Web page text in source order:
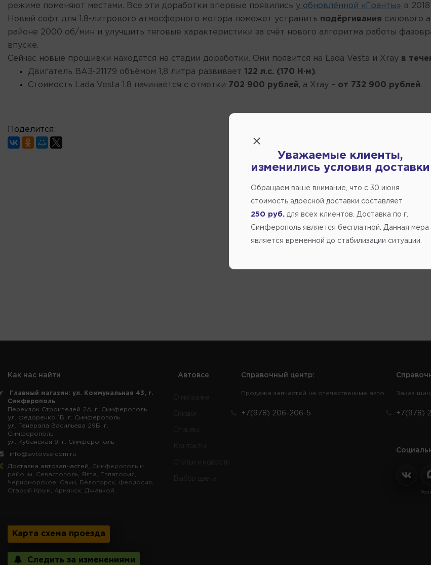
режиме поменяют местами. Все эти доработки впервые появились у обновлённой «Гранты» в
Новый софт для 1,8-литрового атмосферного мотора поможет устранить подёргивания силового
районе 2000 об/мин и улучшить тяговые характеристики за счёт нового алгоритма работы
впуске.
Сейчас новые прошивки находятся на стадии доработки. Они появится на Lada Vesta и Xray в
Двигатель ВАЗ-21179 объёмом 1,8 литра развивает 122 л.с. (170 Н·м).
Стоимость Lada Vesta 1.8 начинается с отметки 702 900 рублей, а Xray – от 732 900 рублей.
Поделится:
Как нас найти
Главный магазин: ул. Коммунальная 43, г.
Симферополь
Переулок Строителей 2А, г. Симферополь
ул. Федоренко 1В, г. Симферополь
ул. Генерала Васильева 29Б, г.
Симферополь
ул. Кубанская 9, г. Симферополь
info@avtovse.com.ru
Доставка автозапчастей , Симферополь и
районы, Севастополь, Ялта, Евпатория,
Черноморское, Саки, Белогорск, Феодосия,
Старый Крым, Армянск, Джанкой.
Карта схема проезда
Следить за изменениями
Автовсе Справочный центр:
Продажа запчастей на отечественные авто
+7(978) 206-206-5
Заказ
+7(978)
Уважаемые клиенты,
изменились условия доставки
Обращаем ваше внимание, что c 30 июня
стоимость адресной доставки составляет
250 руб. для всех клиентов. Доставка по г.
Симферополь является бесплатной. Данная мера
является временной до стабилизации ситуации.